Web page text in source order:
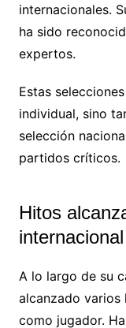
internacionales.
ha sido
expertos.
Estas
individual, sino
selección
partidos críticos.
Hitos
internacional
A lo largo de su
alcanzado varios
como jugador.